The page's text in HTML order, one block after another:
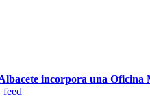
incorpora una Oficina